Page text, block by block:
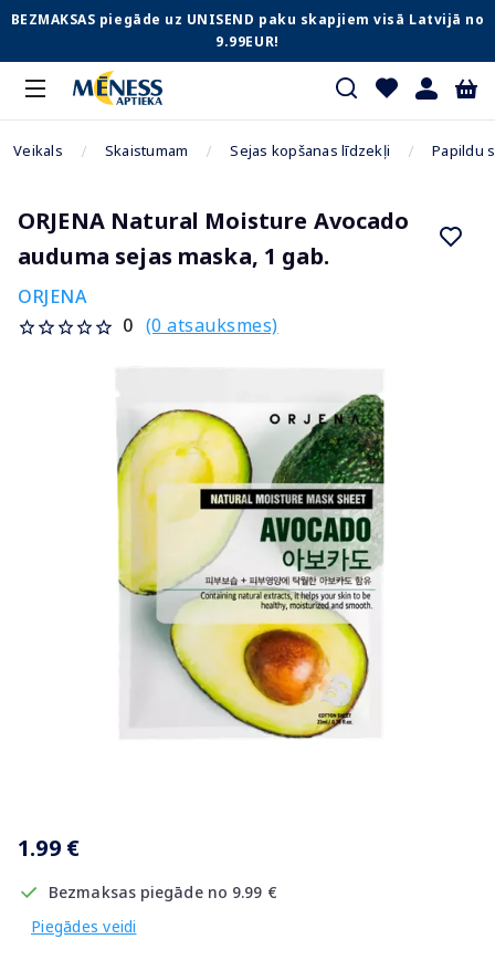
BEZMAKSAS piegāde uz UNISEND paku skapjiem visā Latvijā no
9.99EUR!
Veikals Skaistumam Sejas kopšanas līdzekļi Papildu
ORJENA Natural Moisture Avocado
auduma sejas maska, 1 gab.
ORJENA
0 (0 atsauksmes)
1.99 €
Bezmaksas piegāde no 9.99 €
Piegādes veidi